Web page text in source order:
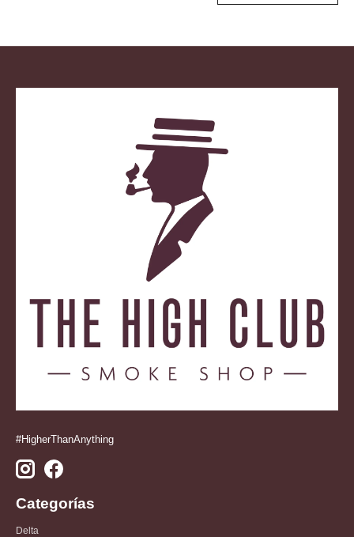
#HigherThanAnything
Categorías
Delta